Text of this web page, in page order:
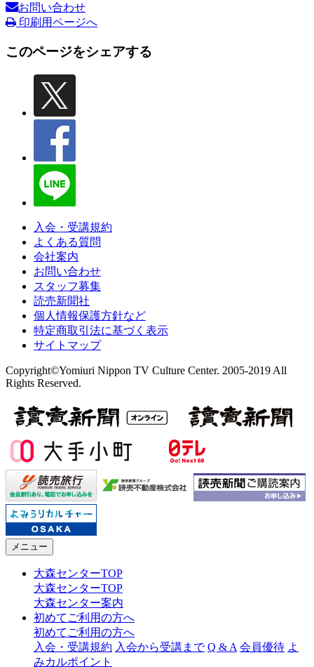
お問い合わせ
印刷用ページへ
このページをシェアする
入会・受講規約
よくある質問
会社案内
お問い合わせ
スタッフ募集
読売新聞社
個人情報保護方針など
特定商取引法に基づく表示
サイトマップ
Copyright©Yomiuri Nippon TV Culture Center. 2005-2019 All
Rights Reserved.
メニュー
大森センターTOP
大森センターTOP
大森センター案内
初めてご利用の方へ
初めてご利用の方へ
入会・受講規約 入会から受講まで Q & A 会員優待 よ
みカルポイント